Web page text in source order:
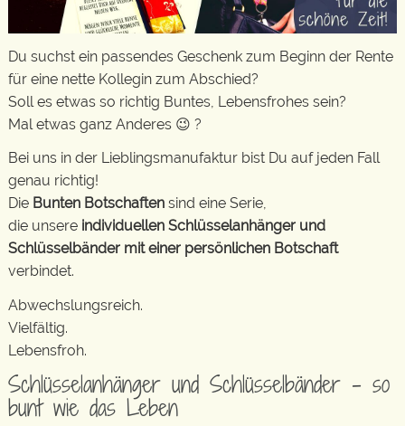
Du suchst ein passendes Geschenk zum Beginn der Rente
für eine nette Kollegin zum Abschied?
Soll es etwas so richtig Buntes, Lebensfrohes sein?
Mal etwas ganz Anderes 😉 ?
Bei uns in der Lieblingsmanufaktur bist Du auf jeden Fall
genau richtig!
Die Bunten Botschaften sind eine Serie,
die unsere individuellen Schlüsselanhänger und
Schlüsselbänder mit einer persönlichen Botschaft
verbindet.
Abwechslungsreich.
Vielfältig.
Lebensfroh.
Schlüsselanhänger und Schlüsselbänder – so
bunt wie das Leben